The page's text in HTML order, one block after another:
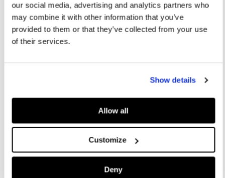
our social media, advertising and analytics partners who
may combine it with other information that you’ve
provided to them or that they’ve collected from your use
of their services.
Show details
Allow all
Customize
Deny
Guide des tailles
DÉTAILS DU PRODUIT